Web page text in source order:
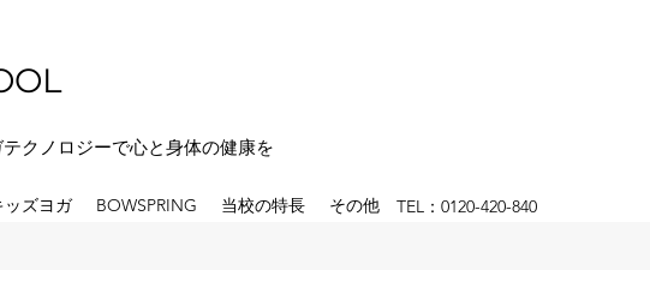
クノロジーで心と身体の健康を
TEL：0120-420-840
ッズヨガ BOWSPRING 当校の特長 その他